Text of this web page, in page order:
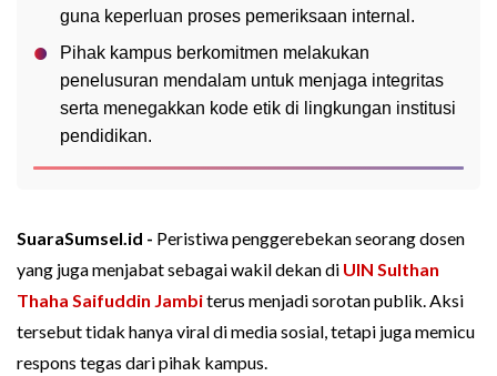
guna keperluan proses pemeriksaan internal.
Pihak kampus berkomitmen melakukan
penelusuran mendalam untuk menjaga integritas
serta menegakkan kode etik di lingkungan institusi
pendidikan.
SuaraSumsel.id - Peristiwa penggerebekan seorang dosen
yang juga menjabat sebagai wakil dekan di UIN Sulthan
Thaha Saifuddin Jambiterus menjadi sorotan publik. Aksi
tersebut tidak hanya viral di media sosial, tetapi juga memicu
respons tegas dari pihak kampus.